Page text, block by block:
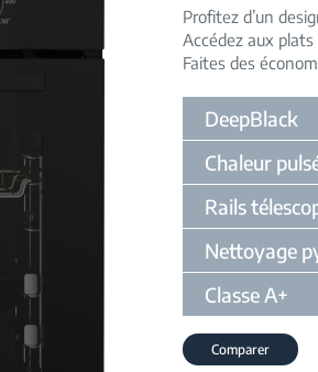
Profitez d’un
Accédez aux
Faites des
DeepBlack
Chaleur
Rails
Nettoyage
Classe A+
Comparer